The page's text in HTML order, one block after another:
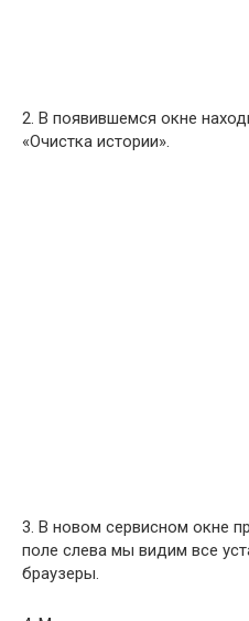
2. В появившемся окне
«Очистка истории».
3. В новом сервисном окне
поле слева мы видим все
браузеры.